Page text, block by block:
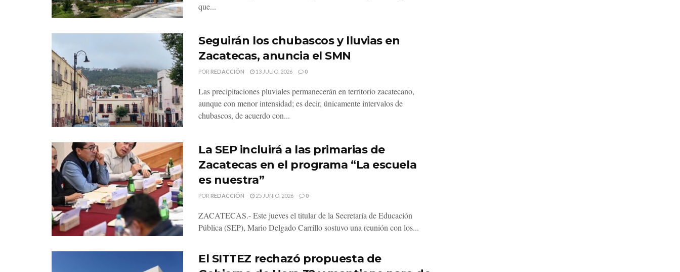
que...
Seguirán los chubascos y lluvias en
Zacatecas, anuncia el SMN
POR REDACCIÓN 13 JULIO, 2026 0
Las precipitaciones pluviales permanecerán en territorio zacatecano,
aunque con menor intensidad; es decir, únicamente intervalos de
chubascos, de acuerdo con...
La SEP incluirá a las primarias de
Zacatecas en el programa “La escuela
es nuestra”
POR REDACCIÓN 25 JUNIO, 2026 0
ZACATECAS.- Este jueves el titular de la Secretaría de Educación
Pública (SEP), Mario Delgado Carrillo sostuvo una reunión con los...
El SITTEZ rechazó propuesta de